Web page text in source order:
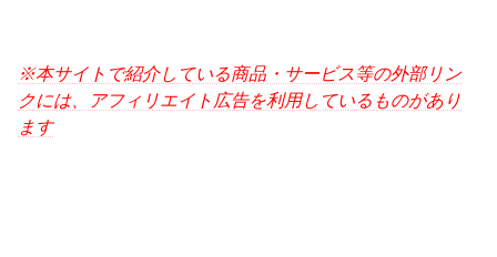
※本サイトで紹介している商品・サービス等の外部リン
クには、アフィリエイト広告を利用しているものがあり
ます